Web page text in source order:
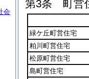
第3条
町営
緑ケ丘町営住宅
粕川町営住宅
松原町営住宅
島町営住宅
会